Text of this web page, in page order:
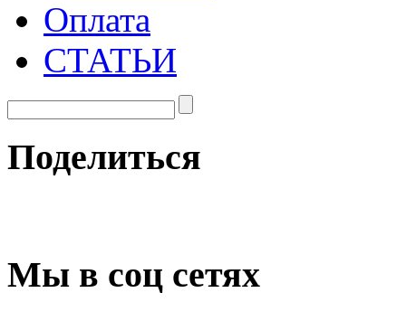
Оплата
СТАТЬИ
Поделиться
Мы в соц сетях